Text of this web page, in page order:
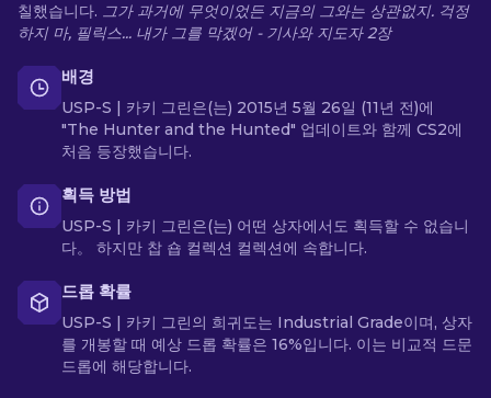
칠했습니다. 그가 과거에 무엇이었든 지금의 그와는 상관없지. 걱정
하지 마, 필릭스... 내가 그를 막겠어 - 기사와 지도자 2장
배경
USP-S | 카키 그린은(는) 2015년 5월 26일 (11년 전)에
"The Hunter and the Hunted" 업데이트와 함께 CS2에
처음 등장했습니다.
획득 방법
USP-S | 카키 그린은(는) 어떤 상자에서도 획득할 수 없습니
다。 하지만 찹 숍 컬렉션 컬렉션에 속합니다.
드롭 확률
USP-S | 카키 그린의 희귀도는 Industrial Grade이며, 상자
를 개봉할 때 예상 드롭 확률은 16%입니다. 이는 비교적 드문
드롭에 해당합니다.